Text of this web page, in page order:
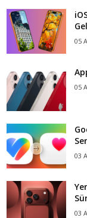
05
05
03
03